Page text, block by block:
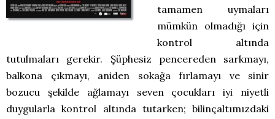
tamamen uymaları
mümkün olmadığı için
kontrol altında
tutulmaları gerekir. Şüphesiz pencereden sarkmayı,
balkona çıkmayı, aniden sokağa fırlamayı ve sinir
bozucu şekilde ağlamayı seven çocukları iyi niyetli
duygularla kontrol altında tutarken; bilinçaltımızdaki